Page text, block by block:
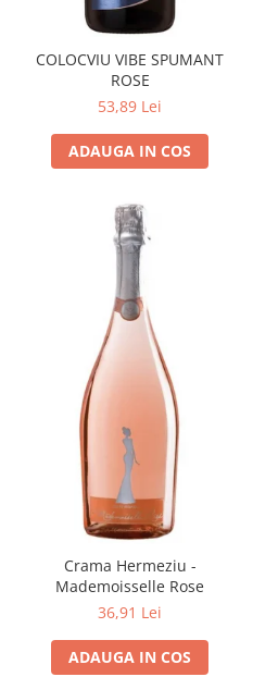
COLOCVIU VIBE SPUMANT
ROSE
53,89 Lei
ADAUGA IN COS
Crama Hermeziu -
Mademoisselle Rose
36,91 Lei
ADAUGA IN COS